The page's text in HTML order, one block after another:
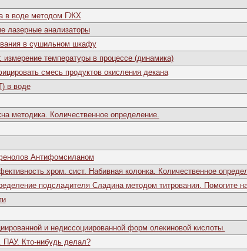
в воде методом ГЖХ
лазерные анализаторы
в сушильном шкафу
температуры в процессе (динамика)
смесь продуктов окисления декана
в воде
методика. Количественное определение.
Антифомсиланом
хром. сист. Набивная колонка. Количественное
подсладителя Сладина методом титрования. Помогите
и недиссоциированной форм олекиновой кислоты.
Кто-нибудь делал?